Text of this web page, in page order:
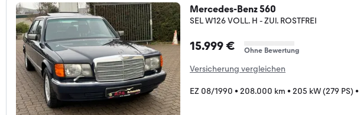
Mercedes-Benz 560
SEL W126 VOLL. H - ZUl. ROSTFREI
15.999 € Ohne Bewertung
Versicherung vergleichen
EZ 08/1990 • 208.000 km • 205 kW (279 PS) •